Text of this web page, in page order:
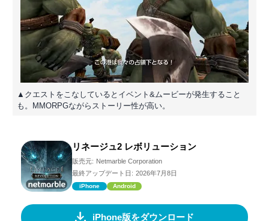
▲クエストをこなしているとイベント&ムービーが発生すること
も。MMORPGながらストーリー性が高い。
リネージュ2 レボリューション
販売元: Netmarble Corporation
最終アップデート日: 2026年7月8日
iPhone Android
iPhone版をダウンロード